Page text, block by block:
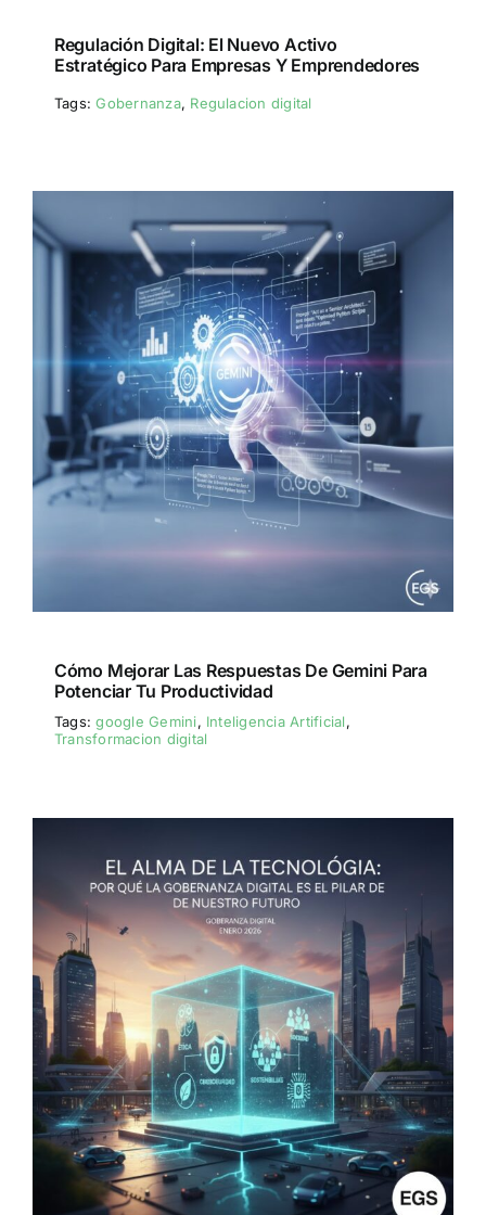
Regulación Digital: El Nuevo Activo
Estratégico Para Empresas Y Emprendedores
Tags:Gobernanza, Regulacion digital
Cómo Mejorar Las Respuestas De Gemini Para
Potenciar Tu Productividad
Tags:google Gemini, Inteligencia Artificial,
Transformacion digital